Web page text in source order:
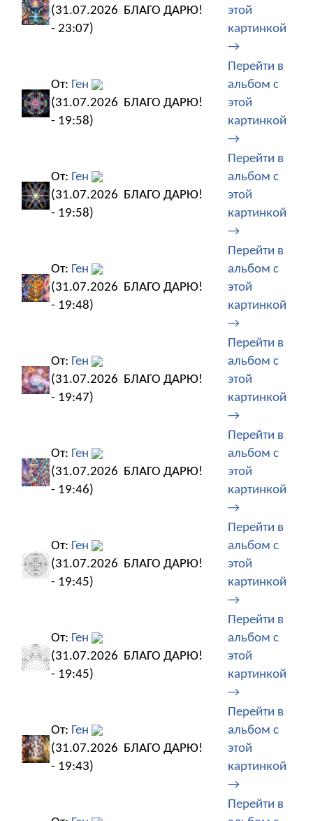
(31.07.2026
- 23:07)
БЛАГО ДАРЮ!
этой
картинкой
→
От: Ген
(31.07.2026
- 19:58)
БЛАГО ДАРЮ!
Перейти в
альбом с
этой
картинкой
→
От: Ген
(31.07.2026
- 19:58)
БЛАГО ДАРЮ!
Перейти в
альбом с
этой
картинкой
→
От: Ген
(31.07.2026
- 19:48)
БЛАГО ДАРЮ!
Перейти в
альбом с
этой
картинкой
→
От: Ген
(31.07.2026
- 19:47)
БЛАГО ДАРЮ!
Перейти в
альбом с
этой
картинкой
→
От: Ген
(31.07.2026
- 19:46)
БЛАГО ДАРЮ!
Перейти в
альбом с
этой
картинкой
→
От: Ген
(31.07.2026
- 19:45)
БЛАГО ДАРЮ!
Перейти в
альбом с
этой
картинкой
→
От: Ген
(31.07.2026
- 19:45)
БЛАГО ДАРЮ!
Перейти в
альбом с
этой
картинкой
→
От: Ген
(31.07.2026
- 19:43)
БЛАГО ДАРЮ!
Перейти в
альбом с
этой
картинкой
→
Перейти в